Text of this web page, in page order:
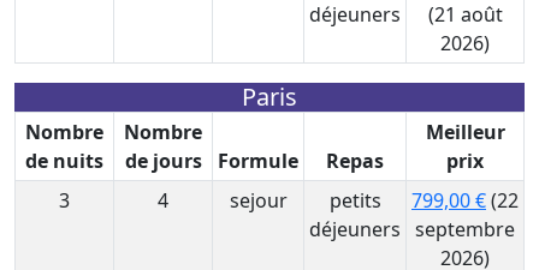
déjeuners
(21 août
2026)
Paris
Nombre
de nuits
Nombre
de jours
Formule Repas
Meilleur
prix
3
4 sejour
petits
déjeuners
799,00 €(22
septembre
2026)